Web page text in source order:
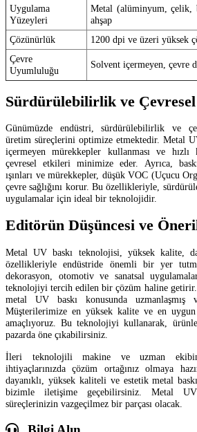
Uygulama
Yüzeyleri
Metal (alüminyum, çelik,
ahşap
Çözünürlük
1200 dpi ve üzeri yüksek
Çevre
Uyumluluğu
Solvent içermeyen, çevre
Sürdürülebilirlik ve
Günümüzde endüstri, sürdürülebilirlik ve
üretim süreçlerini optimize etmektedir. Metal
içermeyen mürekkepler kullanması ve
çevresel etkileri minimize eder. Ayrıca,
ışınları ve mürekkepler, düşük VOC (Uçucu
çevre sağlığını korur. Bu özellikleriyle,
uygulamalar için ideal bir teknolojidir.
Editörün Düşüncesi ve
Metal UV baskı teknolojisi, yüksek kalite,
özellikleriyle endüstride önemli bir yer
dekorasyon, otomotiv ve sanatsal
teknolojiyi tercih edilen bir çözüm haline
metal UV baskı konusunda uzmanlaşmış
Müşterilerimize en yüksek kalite ve en
amaçlıyoruz. Bu teknolojiyi kullanarak,
pazarda öne çıkabilirsiniz.
İleri teknolojili makine ve uzman
ihtiyaçlarınızda çözüm ortağınız olmaya
dayanıklı, yüksek kaliteli ve estetik metal
bizimle iletişime geçebilirsiniz. Metal
süreçlerinizin vazgeçilmez bir parçası olacak.